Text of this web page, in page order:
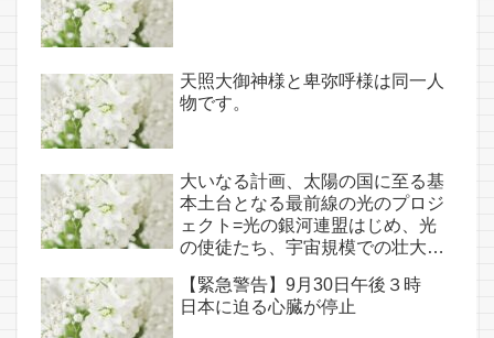
天照大御神様と卑弥呼様は同一人
物です。
大いなる計画、太陽の国に至る基
本土台となる最前線の光のプロジ
ェクト=光の銀河連盟はじめ、光
の使徒たち、宇宙規模での壮大な
(6/26・28追記あり）
【緊急警告】9月30日午後３時
日本に迫る心臓が停止